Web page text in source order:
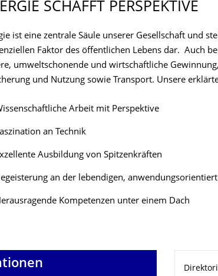
SCHAFFT PERSPEKTIVE
ist eine zentrale Säule unserer Gesellschaft und
Faktor des öffentlichen Lebens dar. Auch
umweltschonende und wirtschaftliche
und Nutzung sowie Transport. Unsere
Arbeit mit Perspektive
an Technik
Ausbildung von Spitzenkräften
an der lebendigen,
Kompetenzen unter einem Dach